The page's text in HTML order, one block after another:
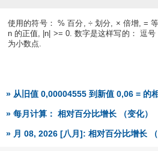
使用的符号： % 百分, ÷ 划分, × 倍增, =
n 的正值, |n| >= 0. 数字是这样写的： 逗
为小数点.
» 从旧值 0,00004555 到新值 0,06 = 的
» 每月计算： 相对百分比增长 （变化）
» 月 08, 2026 [八月]: 相对百分比增长 （